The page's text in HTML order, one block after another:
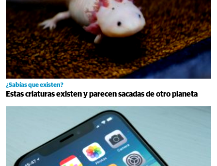
¿Sabías que existen?
Estas criaturas existen y parecen sacadas de otro planeta